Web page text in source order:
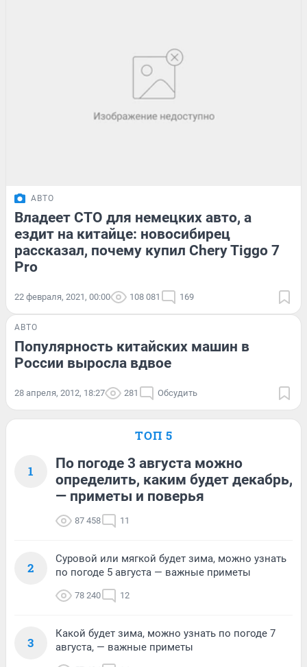
АВТО
Владеет СТО для немецких авто, а
ездит на китайце: новосибирец
рассказал, почему купил Chery Tiggo 7
Pro
22 февраля, 2021, 00:00 108 081 169
АВТО
Популярность китайских машин в
России выросла вдвое
28 апреля, 2012, 18:27 281 Обсудить
ТОП 5
1
По погоде 3 августа можно
определить, каким будет декабрь,
— приметы и поверья
87 458 11
2
Суровой или мягкой будет зима, можно узнать
по погоде 5 августа — важные приметы
78 240 12
3
Какой будет зима, можно узнать по погоде 7
августа, — важные приметы